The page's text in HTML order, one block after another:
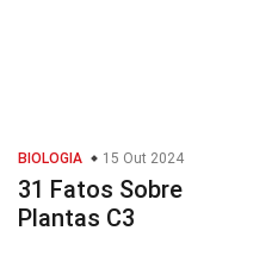
BIOLOGIA 15 Out 2024
31 Fatos Sobre
Plantas C3